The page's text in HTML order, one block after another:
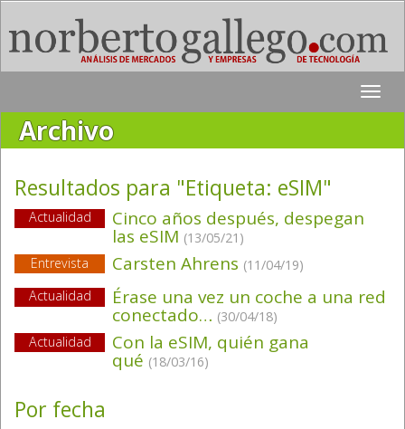
Toggle
Archivo
Resultados para "Etiqueta: eSIM"
Actualidad Cinco años después, despegan
las eSIM (13/05/21)
Entrevista
Carsten Ahrens (11/04/19)
Actualidad
Érase una vez un coche a una red
conectado… (30/04/18)
Actualidad
Con la eSIM, quién gana
qué (18/03/16)
Por fecha